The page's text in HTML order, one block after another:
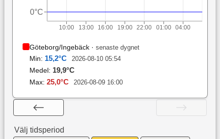
10:00 13:00 16:00 19:00 22:00 01:00 04:00
0°C
Göteborg/Ingebäck· senaste dygnet
Min: 15,2°C 2026-08-10 05:54
Medel: 19,9°C
Max: 25,0°C 2026-08-09 16:00
Välj tidsperiod